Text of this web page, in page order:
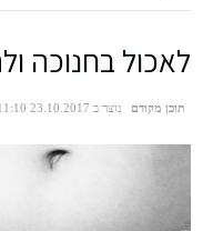
לאכול בחנוכה
תוכן מקודם נוצר ב 23.10.2017 11:10